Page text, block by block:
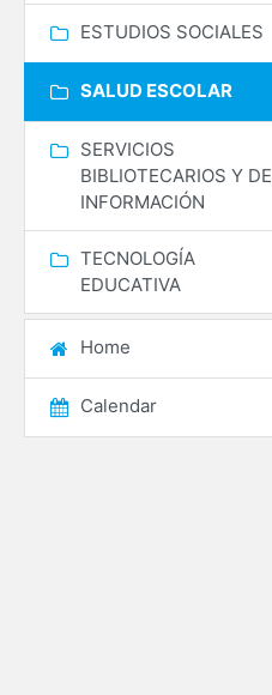
ESTUDIOS SOCIALES
SALUD ESCOLAR
SERVICIOS
BIBLIOTECARIOS Y DE
INFORMACIÓN
TECNOLOGÍA
EDUCATIVA
Home
Calendar